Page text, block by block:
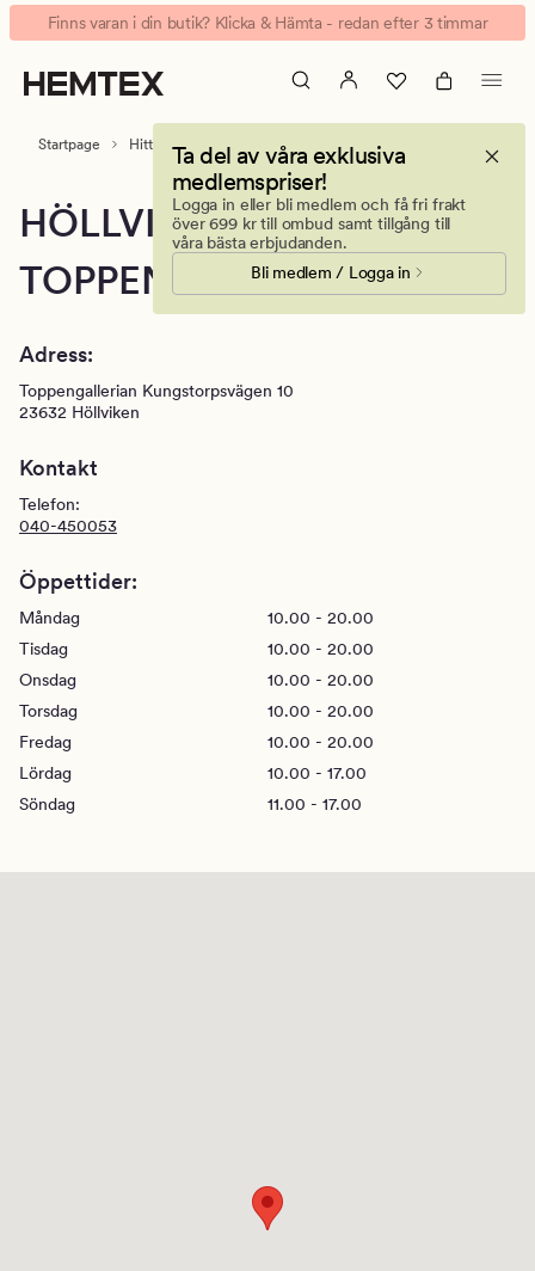
Hemtex
Höllviken,
Toppengallerian-
Din
Animerad
banner.
Klicka
på
pausa.
Finns varan i din butik? Klicka & Hämta - redan efter 3 timmar
Ta del av våra exklusiva
medlemspriser!
Logga in eller bli medlem och få fri frakt
över 699 kr till ombud samt tillgång till
våra bästa erbjudanden.
Bli medlem / Logga in
Startpage Hitta butik Höllviken, Toppengallerian
HÖLLVIKEN,
TOPPENGALLERIAN
Adress:
Toppengallerian Kungstorpsvägen 10
23632 Höllviken
Kontakt
Telefon:
040-450053
Öppettider:
Måndag
10.00 - 20.00
Tisdag
10.00 - 20.00
Onsdag
10.00 - 20.00
Torsdag
10.00 - 20.00
Fredag
10.00 - 20.00
Lördag
10.00 - 17.00
Söndag
11.00 - 17.00